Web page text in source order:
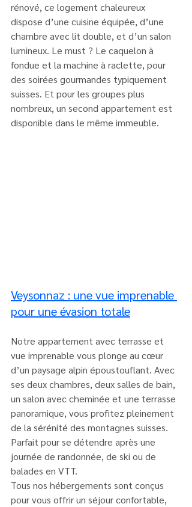
rénové, ce logement chaleureux
dispose d’une cuisine équipée, d’une
chambre avec lit double, et d’un salon
lumineux. Le must ? Le caquelon à
fondue et la machine à raclette, pour
des soirées gourmandes typiquement
suisses. Et pour les groupes plus
nombreux, un second appartement est
disponible dans le même immeuble.
Veysonnaz : une vue imprenable
pour une évasion totale
Notre appartement avec terrasse et
vue imprenable vous plonge au cœur
d’un paysage alpin époustouflant. Avec
ses deux chambres, deux salles de bain,
un salon avec cheminée et une terrasse
panoramique, vous profitez pleinement
de la sérénité des montagnes suisses.
Parfait pour se détendre après une
journée de randonnée, de ski ou de
balades en VTT.
Tous nos hébergements sont conçus
pour vous offrir un séjour confortable,